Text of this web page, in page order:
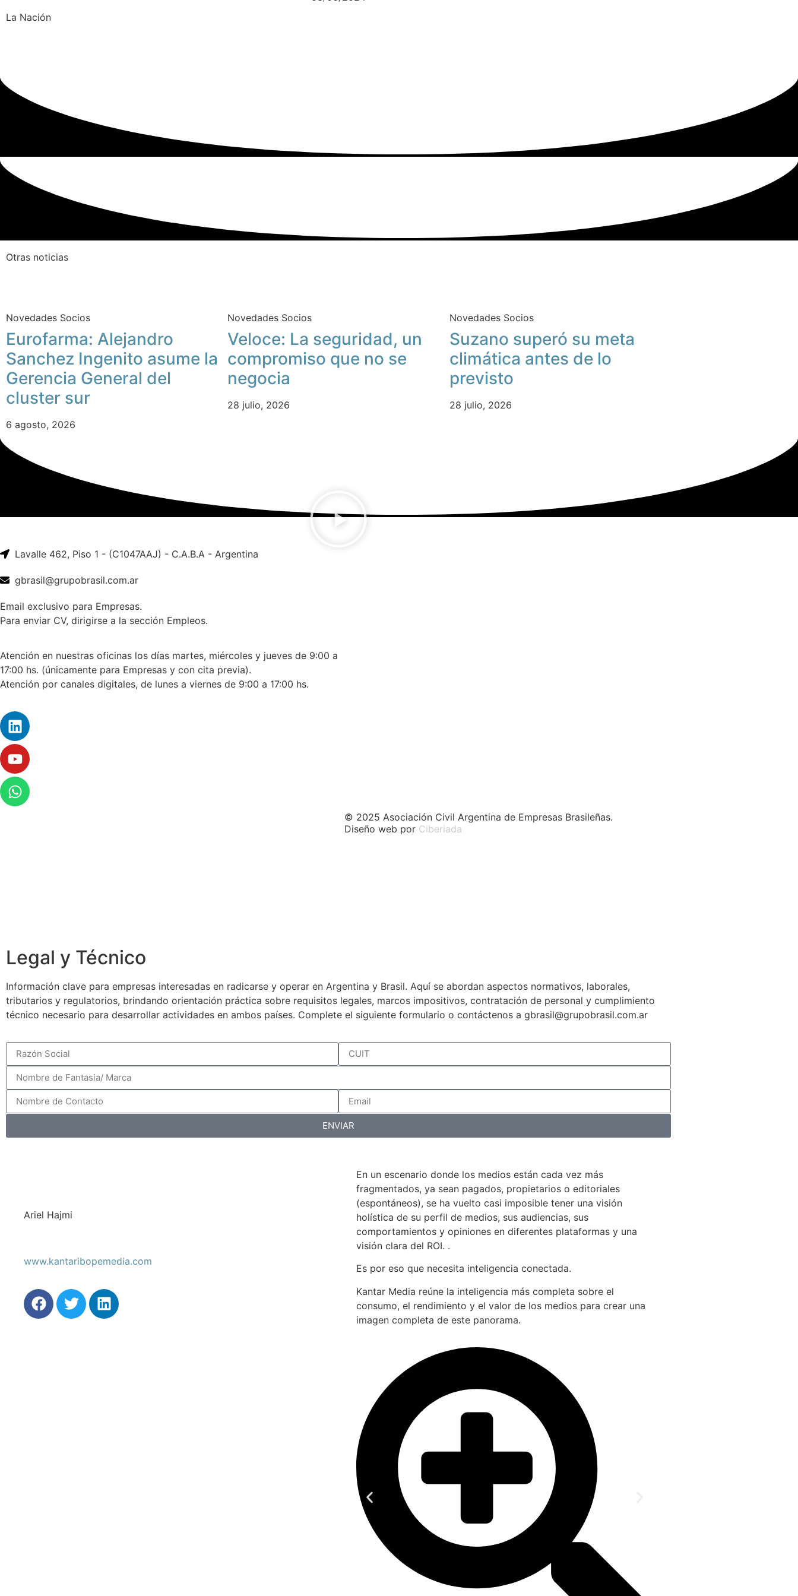
La Nación
Otras noticias
Novedades Socios
Eurofarma: Alejandro
Sanchez Ingenito asume la
Gerencia General del
cluster sur
6 agosto, 2026
Novedades Socios
Veloce: La seguridad, un
compromiso que no se
negocia
28 julio, 2026
Novedades Socios
Suzano superó su meta
climática antes de lo
previsto
28 julio, 2026
Lavalle 462, Piso 1 - (C1047AAJ) - C.A.B.A - Argentina
gbrasil@grupobrasil.com.ar
Email exclusivo para Empresas.
Para enviar CV, dirigirse a la sección Empleos.
Atención en nuestras oficinas los días martes, miércoles y jueves de 9:00 a
17:00 hs. (únicamente para Empresas y con cita previa).
Atención por canales digitales, de lunes a viernes de 9:00 a 17:00 hs.
© 2025 Asociación Civil Argentina de Empresas Brasileñas.
Diseño web por Ciberiada
Legal y Técnico
Información clave para empresas interesadas en radicarse y operar en Argentina y Brasil. Aquí se abordan aspectos normativos, laborales,
tributarios y regulatorios, brindando orientación práctica sobre requisitos legales, marcos impositivos, contratación de personal y cumplimiento
técnico necesario para desarrollar actividades en ambos países. Complete el siguiente formulario o contáctenos a gbrasil@grupobrasil.com.ar
ENVIAR
Ariel Hajmi
www.kantaribopemedia.com
En un escenario donde los medios están cada vez más
fragmentados, ya sean pagados, propietarios o editoriales
(espontáneos), se ha vuelto casi imposible tener una visión
holística de su perfil de medios, sus audiencias, sus
comportamientos y opiniones en diferentes plataformas y una
visión clara del ROI. .
Es por eso que necesita inteligencia conectada.
Kantar Media reúne la inteligencia más completa sobre el
consumo, el rendimiento y el valor de los medios para crear una
imagen completa de este panorama.